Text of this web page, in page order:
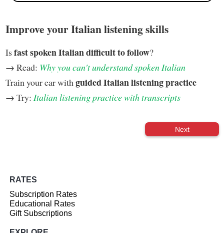
Improve your Italian listening skills
Isfast spoken Italian difficult to follow?
→ Read: Why you can't understand spoken Italian
Train your ear with guided Italian listening practice
→ Try: Italian listening practice with transcripts
Next
RATES
Subscription Rates
Educational Rates
Gift Subscriptions